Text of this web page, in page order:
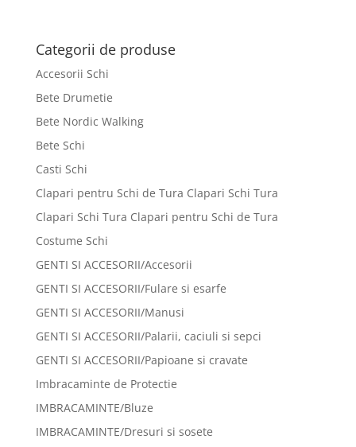
Categorii de produse
Accesorii Schi
Bete Drumetie
Bete Nordic Walking
Bete Schi
Casti Schi
Clapari pentru Schi de Tura Clapari Schi Tura
Clapari Schi Tura Clapari pentru Schi de Tura
Costume Schi
GENTI SI ACCESORII/Accesorii
GENTI SI ACCESORII/Fulare si esarfe
GENTI SI ACCESORII/Manusi
GENTI SI ACCESORII/Palarii, caciuli si sepci
GENTI SI ACCESORII/Papioane si cravate
Imbracaminte de Protectie
IMBRACAMINTE/Bluze
IMBRACAMINTE/Dresuri si sosete